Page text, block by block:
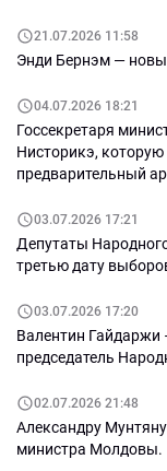
21.07.2026 11:58
Энди Бернэм —
04.07.2026 18:21
Госсекретаря
Нисторикэ,
предварительный
03.07.2026 17:21
Депутаты
третью дату
03.07.2026 17:20
Валентин Гайдаржи
председатель
02.07.2026 21:48
Александру
министра Молдовы.